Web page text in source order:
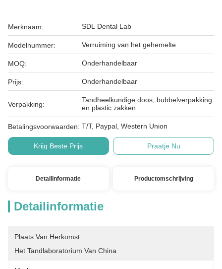
Merknaam: SDL Dental Lab
Modelnummer: Verruiming van het gehemelte
MOQ: Onderhandelbaar
Prijs: Onderhandelbaar
Verpakking:
Tandheelkundige doos, bubbelverpakking
en plastic zakken
Betalingsvoorwaarden: T/T, Paypal, Western Union
Krijg Beste Prijs Praatje Nu
Detailinformatie Productomschrijving
Detailinformatie
Plaats Van Herkomst:
Het Tandlaboratorium Van China